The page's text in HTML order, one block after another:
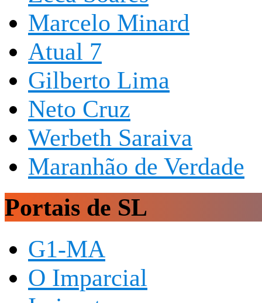
Marcelo Minard
Atual 7
Gilberto Lima
Neto Cruz
Werbeth Saraiva
Maranhão de Verdade
Portais de SL
G1-MA
O Imparcial